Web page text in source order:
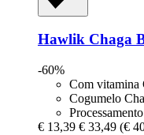
Hawlik Chaga
-60%
Com vitamina
Cogumelo
€ 13,39 € 33,49 (€